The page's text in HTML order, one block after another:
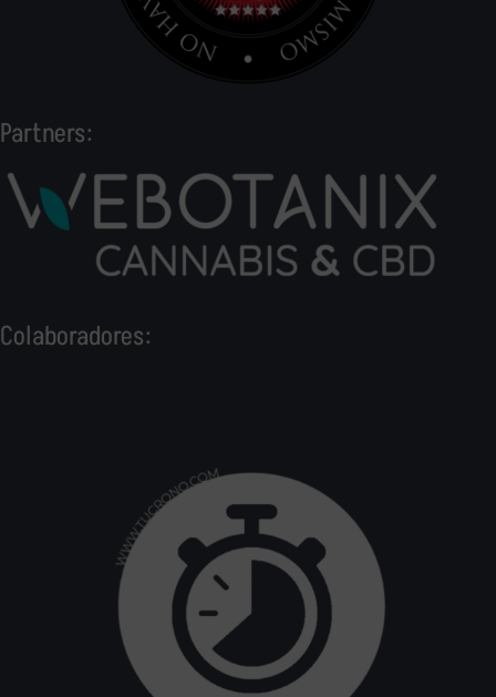
Partners:
Colaboradores: